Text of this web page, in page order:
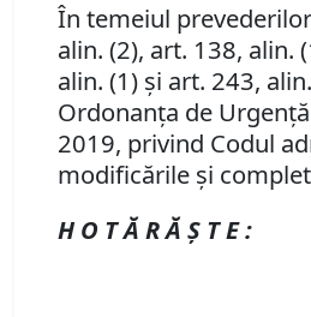
În temeiul
alin. (2), art. 138, alin.
alin. (1) și art. 243,
Ordonanța de
2019, privind Codul
modificările și
H O T Ă R Ă Ş T E :